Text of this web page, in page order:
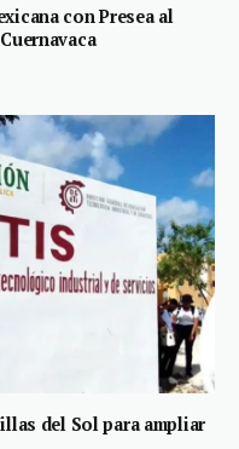
con Presea al
del Sol para ampliar